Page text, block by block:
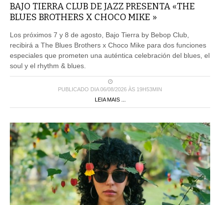
BAJO TIERRA CLUB DE JAZZ PRESENTA «THE
BLUES BROTHERS X CHOCO MIKE »
Los próximos 7 y 8 de agosto, Bajo Tierra by Bebop Club,
recibirá a The Blues Brothers x Choco Mike para dos funciones
especiales que prometen una auténtica celebración del blues, el
soul y el rhythm & blues.
PUBLICADO DIA 06/08/2026 ÀS 19H53MIN
LEIA MAIS ...